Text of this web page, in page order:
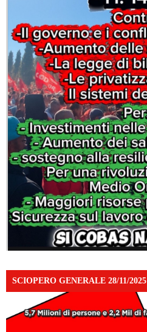
SCIOPERO GENERALE 28/11/2025